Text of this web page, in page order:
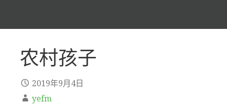
农村孩子
2019年9月4日
yefm